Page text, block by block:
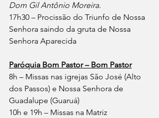
Dom Gil Antônio Moreira.
17h30 – Procissão do Triunfo de Nossa
Senhora saindo da gruta de Nossa
Senhora Aparecida
Paróquia Bom Pastor – Bom Pastor
8h – Missas nas igrejas São José (Alto
dos Passos) e Nossa Senhora de
Guadalupe (Guaruá)
10h e 19h – Missas na Matriz